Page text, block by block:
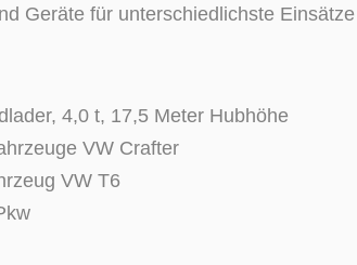
Geräte für unterschiedlichste
4,0 t, 17,5 Meter Hubhöhe
VW Crafter
VW T6